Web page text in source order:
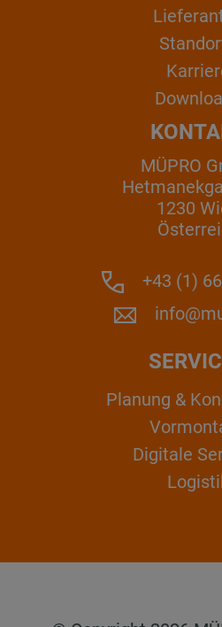
MÜPRO
1230
+43 (1)
Planung &
Digitale